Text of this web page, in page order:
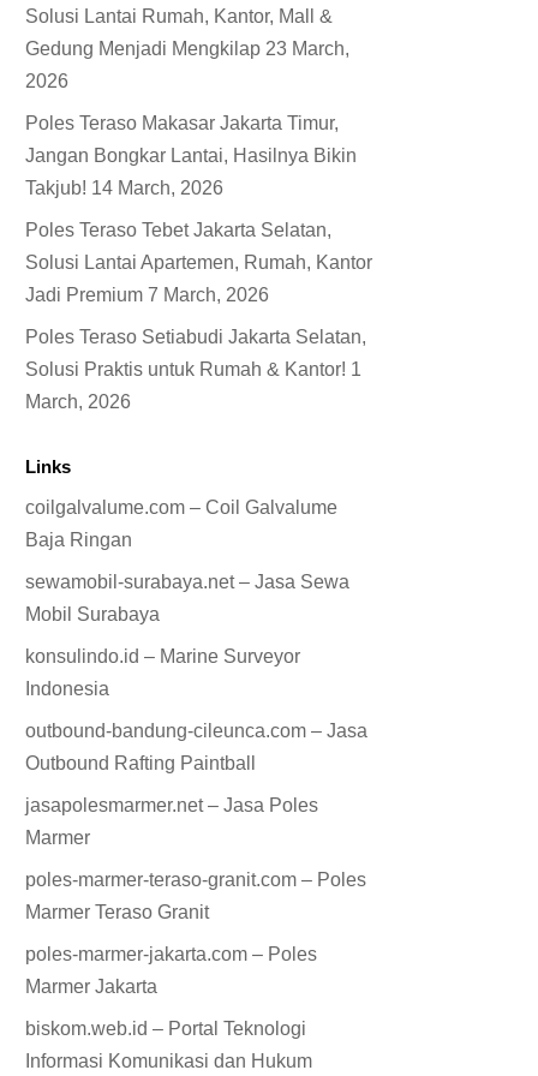
Solusi Lantai Rumah, Kantor, Mall &
Gedung Menjadi Mengkilap 23 March,
2026
Poles Teraso Makasar Jakarta Timur,
Jangan Bongkar Lantai, Hasilnya Bikin
Takjub! 14 March, 2026
Poles Teraso Tebet Jakarta Selatan,
Solusi Lantai Apartemen, Rumah, Kantor
Jadi Premium 7 March, 2026
Poles Teraso Setiabudi Jakarta Selatan,
Solusi Praktis untuk Rumah & Kantor! 1
March, 2026
Links
coilgalvalume.com – Coil Galvalume
Baja Ringan
sewamobil-surabaya.net – Jasa Sewa
Mobil Surabaya
konsulindo.id – Marine Surveyor
Indonesia
outbound-bandung-cileunca.com – Jasa
Outbound Rafting Paintball
jasapolesmarmer.net – Jasa Poles
Marmer
poles-marmer-teraso-granit.com – Poles
Marmer Teraso Granit
poles-marmer-jakarta.com – Poles
Marmer Jakarta
biskom.web.id – Portal Teknologi
Informasi Komunikasi dan Hukum